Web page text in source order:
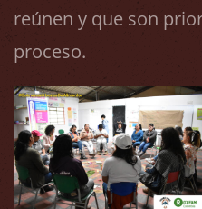
reúnen y que son
proceso.